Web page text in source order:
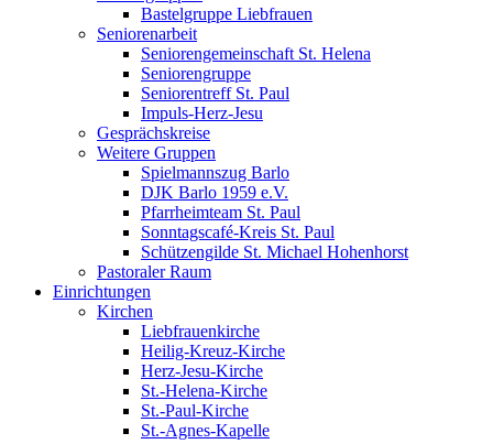
Bastelgruppe Liebfrauen
Seniorenarbeit
Seniorengemeinschaft St. Helena
Seniorengruppe
Seniorentreff St. Paul
Impuls-Herz-Jesu
Gesprächskreise
Weitere Gruppen
Spielmannszug Barlo
DJK Barlo 1959 e.V.
Pfarrheimteam St. Paul
Sonntagscafé-Kreis St. Paul
Schützengilde St. Michael Hohenhorst
Pastoraler Raum
Einrichtungen
Kirchen
Liebfrauenkirche
Heilig-Kreuz-Kirche
Herz-Jesu-Kirche
St.-Helena-Kirche
St.-Paul-Kirche
St.-Agnes-Kapelle